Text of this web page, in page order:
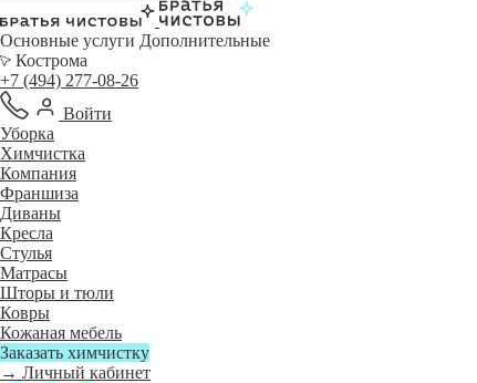
Основные услуги Дополнительные
Кострома
+7 (494) 277-08-26
Войти
Уборка
Химчистка
Компания
Франшиза
Диваны
Кресла
Стулья
Матрасы
Шторы и тюли
Ковры
Кожаная мебель
Заказать химчистку
→ Личный кабинет